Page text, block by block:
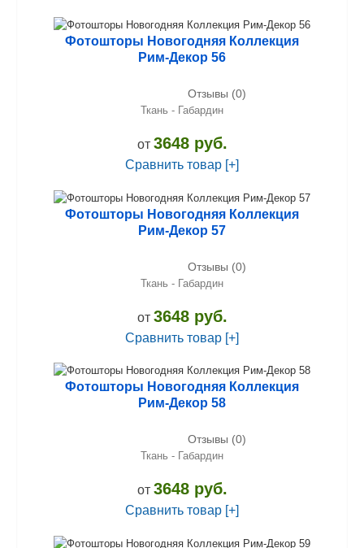
Фотошторы Новогодняя Коллекция
Рим-Декор 56
Отзывы (0)
Ткань - Габардин
от 3648 руб.
Сравнить товар [+]
Фотошторы Новогодняя Коллекция
Рим-Декор 57
Отзывы (0)
Ткань - Габардин
от 3648 руб.
Сравнить товар [+]
Фотошторы Новогодняя Коллекция
Рим-Декор 58
Отзывы (0)
Ткань - Габардин
от 3648 руб.
Сравнить товар [+]